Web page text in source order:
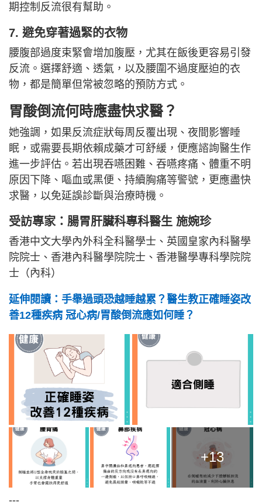
期控制反流很有幫助。
7. 避免穿著過緊的衣物
腰腹部過度束緊會增加腹壓，尤其在飯後更容易引發
反流。選擇舒適、透氣，以及腰圍不過度壓迫的衣
物，都是簡單但常被忽略的預防方式。
胃酸倒流何時應盡快求醫？
她強調，如果反流症狀每周反覆出現、夜間影響睡
眠，或需要長期依賴成藥才可舒緩，便應諮詢醫生作
進一步評估。若出現吞嚥困難、吞嚥疼痛、體重不明
原因下降、嘔血或黑便、持續胸痛等警號，更應盡快
求醫，以免延誤診斷與治療時機。
受訪專家：腸胃肝臟科專科醫生 施婉珍
香港中文大學內外科全科醫學士、英國皇家內科醫學
院院士、香港內科醫學院院士、香港醫學專科學院院
士（內科）
延伸閱讀：手舉過頭恐越睡越累？醫生教正確睡姿改
善12種疾病 冠心病/胃酸倒流應如何睡？
+13
---